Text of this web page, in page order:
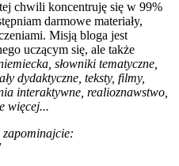
chwili koncentruję się w 99%
darmowe materiały,
Misją bloga jest
uczącym się, ale także
słowniki tematyczne,
dydaktyczne, teksty, filmy,
interaktywne, realioznawstwo,
więcej...
zapominajcie: